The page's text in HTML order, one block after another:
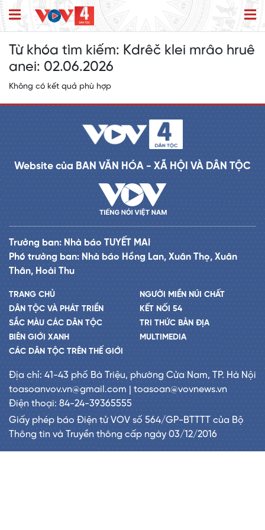
Từ khóa tìm kiếm: Kdrêč klei mrâo hruê
anei: 02.06.2026
Không có kết quả phù hợp
Website của BAN VĂN HÓA - XÃ HỘI VÀ DÂN TỘC
Trưởng ban: Nhà báo TUYẾT MAI
Phó trưởng ban: Nhà báo Hồng Lan, Xuân Thọ, Xuân
Thân, Hoài Thu
TRANG CHỦ
DÂN TỘC VÀ PHÁT TRIỂN
SẮC MÀU CÁC DÂN TỘC
BIÊN GIỚI XANH
CÁC DÂN TỘC TRÊN THẾ GIỚI
NGƯỜI MIỀN NÚI CHẤT
KẾT NỐI 54
TRI THỨC BẢN ĐỊA
MULTIMEDIA
Địa chỉ: 41-43 phố Bà Triệu, phường Cửa Nam, TP. Hà Nội
toasoanvov.vn@gmail.com | toasoan@vovnews.vn
Điện thoại: 84-24-39365555
Giấy phép báo Điện tử VOV số 564/GP-BTTTT của Bộ
Thông tin và Truyền thông cấp ngày 03/12/2016